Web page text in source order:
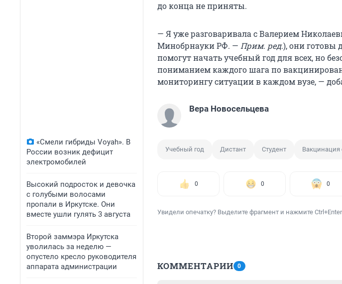
«Смели гибриды Voyah». В
России возник дефицит
электромобилей
Высокий подросток и девочка
с голубыми волосами
пропали в Иркутске. Они
вместе ушли гулять 3 августа
Второй заммэра Иркутска
уволилась за неделю —
опустело кресло руководителя
аппарата администрации
до конца не приняты.
— Я уже разговаривала с Валерием
Минобрнауки РФ. — Прим. ред.), они готовы
помогут начать учебный год для всех, но
пониманием каждого шага по
мониторингу ситуации в каждом вузе, —
Вера Новосельцева
Учебный год Дистант Студент Вакцинация
0 0 0
Увидели опечатку? Выделите фрагмент и нажмите Ctrl+Enter
КОММЕНТАРИИ 0